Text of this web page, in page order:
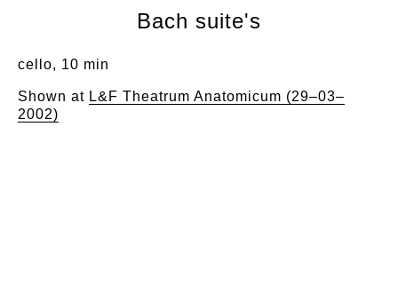
Bach suite's
cello, 10 min
Shown at L&F Theatrum Anatomicum (29–03–
2002)